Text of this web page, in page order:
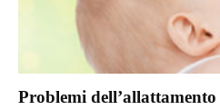
Problemi